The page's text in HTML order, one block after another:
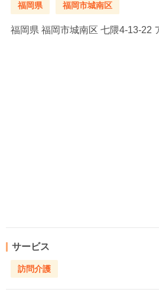
福岡県 福岡市城南区
福岡県 福岡市城南区 七隈4-13-22
サービス
訪問介護